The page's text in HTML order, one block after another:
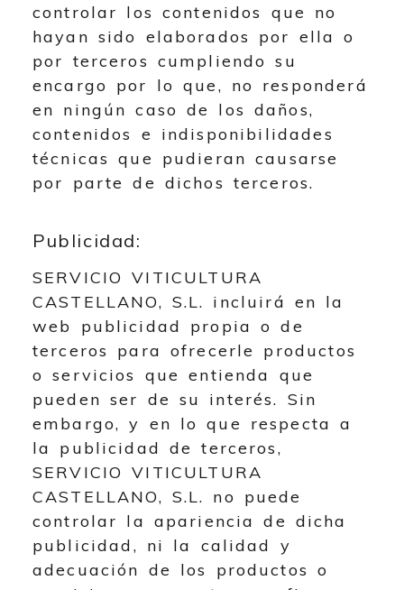
controlar los contenidos que no
hayan sido elaborados por ella o
por terceros cumpliendo su
encargo por lo que, no responderá
en ningún caso de los daños,
contenidos e indisponibilidades
técnicas que pudieran causarse
por parte de dichos terceros.
Publicidad:
SERVICIO VITICULTURA
CASTELLANO, S.L. incluirá en la
web publicidad propia o de
terceros para ofrecerle productos
o servicios que entienda que
pueden ser de su interés. Sin
embargo, y en lo que respecta a
la publicidad de terceros,
SERVICIO VITICULTURA
CASTELLANO, S.L. no puede
controlar la apariencia de dicha
publicidad, ni la calidad y
adecuación de los productos o